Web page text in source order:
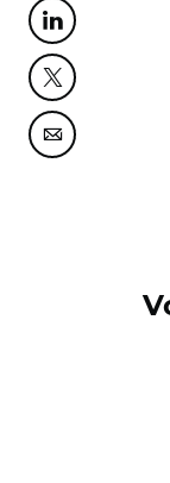
Partager
Partager
Partager